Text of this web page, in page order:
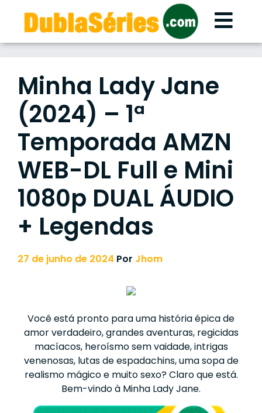
content
Minha Lady Jane
(2024) – 1ª
Temporada AMZN
WEB-DL Full e Mini
1080p DUAL ÁUDIO
+ Legendas
27 de junho de 2024 Por Jhom
Você está pronto para uma história épica de
amor verdadeiro, grandes aventuras, regicidas
macíacos, heroísmo sem vaidade, intrigas
venenosas, lutas de espadachins, uma sopa de
realismo mágico e muito sexo? Claro que está.
Bem-vindo à Minha Lady Jane.